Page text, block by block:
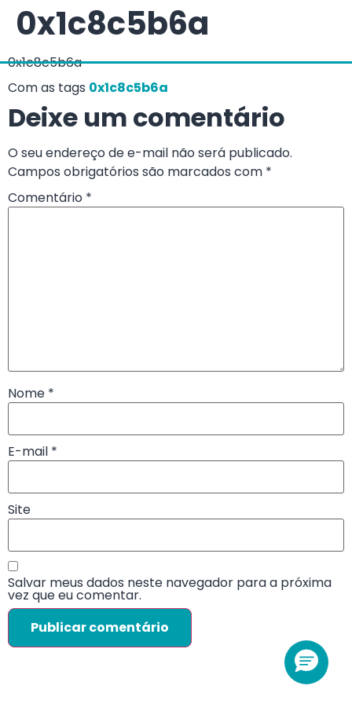
0x1c8c5b6a
0x1c8c5b6a
Com as tags 0x1c8c5b6a
Deixe um comentário
O seu endereço de e-mail não será publicado.
Campos obrigatórios são marcados com *
Comentário *
Nome *
E-mail *
Site
Salvar meus dados neste navegador para a próxima
vez que eu comentar.